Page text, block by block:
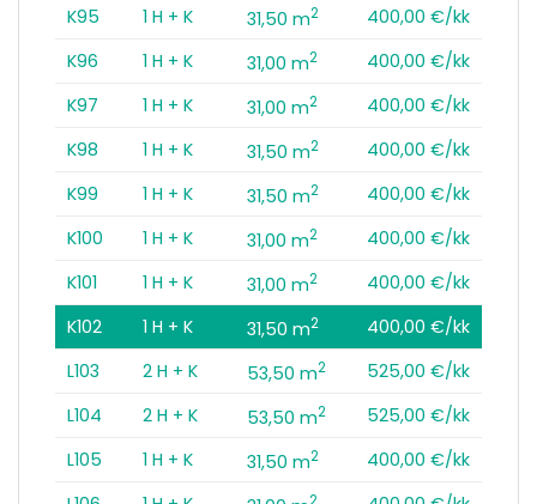
K95
1 H + K 31,50 m2
400,00 €/kk
K96
1 H + K 31,00 m2
400,00 €/kk
K97
1 H + K 31,00 m2
400,00 €/kk
K98
1 H + K 31,50 m2
400,00 €/kk
K99
1 H + K 31,50 m2
400,00 €/kk
K100
1 H + K 31,00 m2
400,00 €/kk
K101
1 H + K 31,00 m2
400,00 €/kk
K102
1 H + K 31,50 m2
400,00 €/kk
L103
2 H + K 53,50 m2
525,00 €/kk
L104
2 H + K 53,50 m2
525,00 €/kk
L105
1 H + K 31,50 m2
400,00 €/kk
2